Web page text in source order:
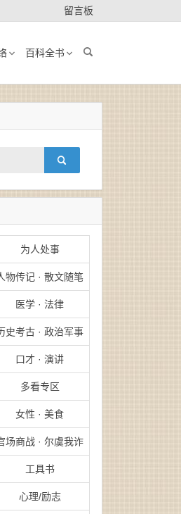
留言板
百科全书
为人处事
物传记 · 散文随笔
医学 · 法律
史考古 · 政治军事
口才 · 演讲
多看专区
女性 · 美食
场商战 · 尔虞我诈
工具书
心理/励志